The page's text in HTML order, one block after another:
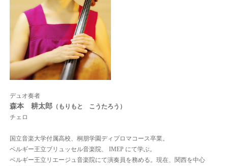
デュオ奏者
森本 耕太郎（もりもと こうたろう）
チェロ
国立音楽大学付属高校、桐朋学園ディプロマコース卒業。
ベルギー王立ブリュッセル音楽院、 IMEP にて学ぶ。
ベルギー王立リエージュ音楽院にて演奏員を務める。現在、関西を中心